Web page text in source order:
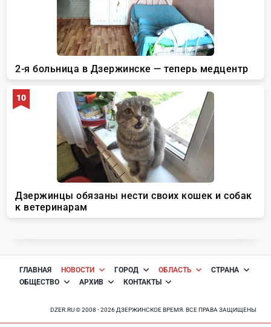
ГЛАВНАЯ НОВОСТИ ГОРОД ОБЛАСТЬ
СТРАНА
ОБЩЕСТВО
АРХИВ КОНТАКТЫ
DZER.RU © 2008 - 2026 ДЗЕРЖИНСКОЕ ВРЕМЯ. ВСЕ ПРАВА ЗАЩИЩЕНЫ